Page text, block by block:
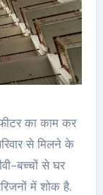
का काम कर
से मिलने के
बच्चों से घर
में शोक है.